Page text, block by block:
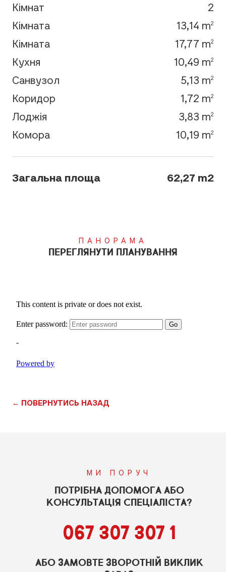
Кімнат
2
Кімната
13,14 m2
Кімната 17,77 m2
Кухня 10,49 m2
Санвузол 5,13 m2
Коридор 1,72 m2
Лоджія 3,83 m2
Комора 10,19 m2
Загальна площа 62,27 m2
ПАНОРАМА
ПЕРЕГЛЯНУТИ ПЛАНУВАННЯ
← ПОВЕРНУТИСЬ НАЗАД
МИ ПОРУЧ
ПОТРІБНА ДОПОМОГА АБО
КОНСУЛЬТАЦІЯ СПЕЦІАЛІСТА?
067 307 307 1
АБО ЗАМОВТЕ ЗВОРОТНІЙ ВИКЛИК